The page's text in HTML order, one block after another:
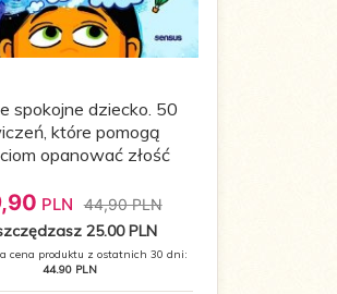
spokojne dziecko. 50
które pomogą
opanować złość
90 PLN 44,90 PLN
25.00 PLN
cena produktu z ostatnich 30 dni:
44.90 PLN